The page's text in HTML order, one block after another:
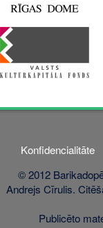
Konfidencialitāte
© 2012
Andrejs Cīrulis.
Publicēto